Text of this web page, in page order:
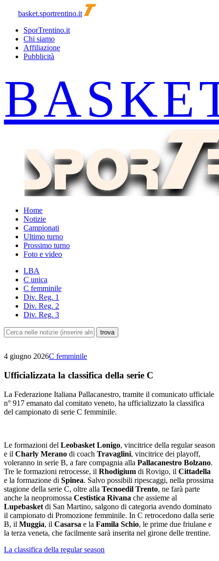
basket.sportrentino.it
SporTrentino.it
Chi siamo
Affiliazione
Pubblicità
Home
Notizie
Campionati
Ultimo turno
Prossimo turno
Foto e video
LBA
C unica
C femminile
Div. Reg. 1
Div. Reg. 2
Div. Reg. 3
4 giugno 2026C femminile
Ufficializzata la classifica della serie C
La Federazione Italiana Pallacanestro, tramite il comunicato ufficiale
n° 917 emanato dal comitato veneto, ha ufficializzato la classifica
del campionato di serie C femminile.
Le formazioni del Leobasket Lonigo, vincitrice della regular season
e il Charly Merano di coach Travaglini, vincitrice dei playoff,
voleranno in serie B, a fare compagnia alla Pallacanestro Bolzano.
Tre le formazioni retrocesse, il Rhodigium di Rovigo, il Cittadella
e la formazione di Spinea. Salvo possibili ripescaggi, nella prossima
stagione della serie C, oltre alla Tecnoedil Trento, ne farà parte
anche la neopromossa Cestistica Rivana che assieme al
Lupebasket di San Martino, salgono di categoria avendo dominato
il campionato di Promozione femminile. In C retrocedono dalla serie
B, il Muggia, il Casarsa e la Famila Schio, le prime due friulane e
la terza veneta, che facilmente sarà inserita nel girone delle trentine.
La classifica della regular season